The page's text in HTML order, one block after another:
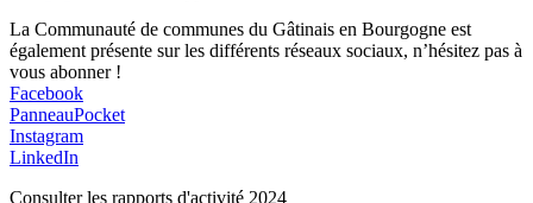
La Communauté de communes du Gâtinais en Bourgogne est
également présente sur les différents réseaux sociaux, n’hésitez pas à
vous abonner !
Facebook
PanneauPocket
Instagram
LinkedIn
Consulter les rapports d'activité 2024